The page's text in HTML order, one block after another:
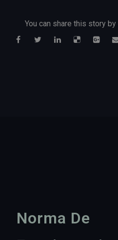
You can share this story
Norma De